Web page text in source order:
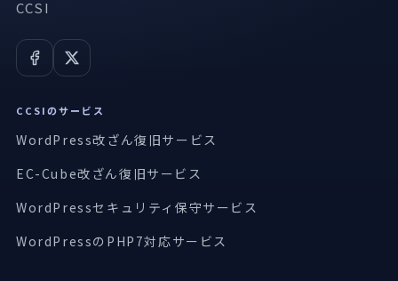
CCSI
CCSIのサービス
WordPress改ざん復旧サービス
EC-Cube改ざん復旧サービス
WordPressセキュリティ保守サービス
WordPressのPHP7対応サービス